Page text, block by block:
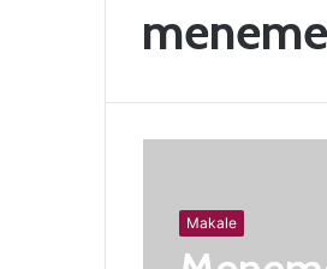
Makale